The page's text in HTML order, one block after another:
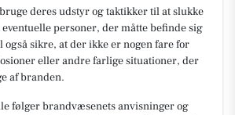
deres udstyr og taktikker til at slukke
personer, der måtte befinde sig
sikre, at der ikke er nogen fare for
eller andre farlige situationer, der
af branden.
følger brandvæsenets anvisninger og